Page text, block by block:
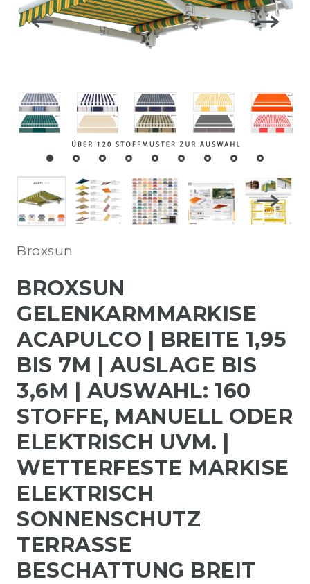
Broxsun
BROXSUN
GELENKARMMARKISE
ACAPULCO | BREITE 1,95
BIS 7M | AUSLAGE BIS
3,6M | AUSWAHL: 160
STOFFE, MANUELL ODER
ELEKTRISCH UVM. |
WETTERFESTE MARKISE
ELEKTRISCH
SONNENSCHUTZ
TERRASSE
BESCHATTUNG BREIT